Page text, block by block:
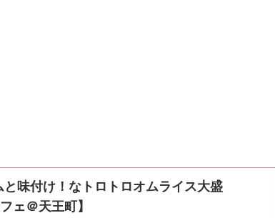
味付け！なトロトロオムライス大盛
ェ＠天王町】